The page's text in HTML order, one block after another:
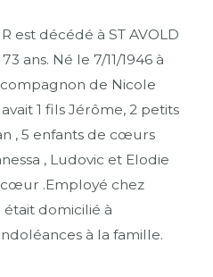
est décédé à ST AVOLD
ans. Né le 7/11/1946 à
de Nicole
1 fils Jérôme, 2 petits
, 5 enfants de cœurs
, Ludovic et Elodie
.Employé chez
domicilié à
à la famille.